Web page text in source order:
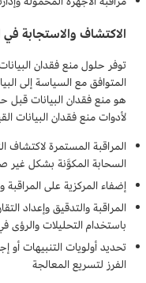
الاكتشاف والاستجابة
توفر حلول منع فقدان
المتوافق مع السياسة إلى
هو منع فقدان البيانات قبل
لأدوات منع فقدان البيانات
المراقبة المستمرة لاكتشاف
السحابة المكوَّنة بشكل غير
إضفاء المركزية على المراقبة
المراقبة والتدقيق وإعداد
باستخدام التحليلات والرؤى
تحديد أولويات التنبيهات أو
الفرز لتسريع المعالجة